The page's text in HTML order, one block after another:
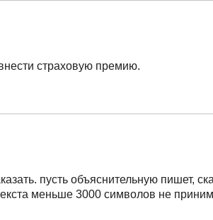
страховую премию.
пусть объяснительную пишет,
меньше 3000 символов не